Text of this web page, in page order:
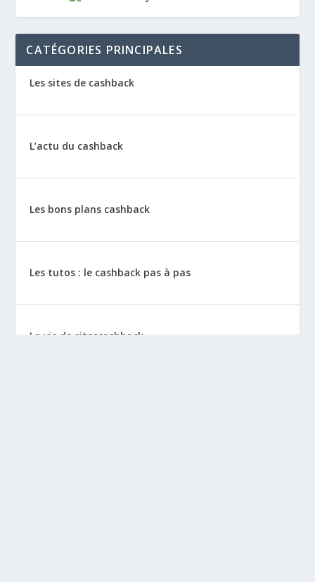
CATÉGORIES PRINCIPALES
Les sites de cashback
L’actu du cashback
Les bons plans cashback
Les tutos : le cashback pas à pas
La vie de sitescashback